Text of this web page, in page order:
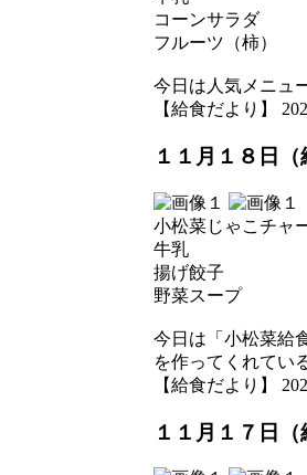
コーンサラダ
フルーツ（柿）
今日は人気メニュ
【給食だより】
１１月１８日（
小松菜じゃこチャ
牛乳
揚げ餃子
野菜スープ
今日は「小松菜給
を作ってくれてい
【給食だより】
１１月１７日（